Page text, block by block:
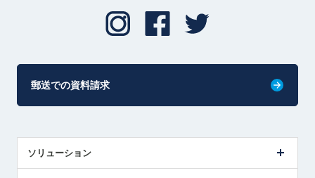
郵送での資料請求
ソリューション